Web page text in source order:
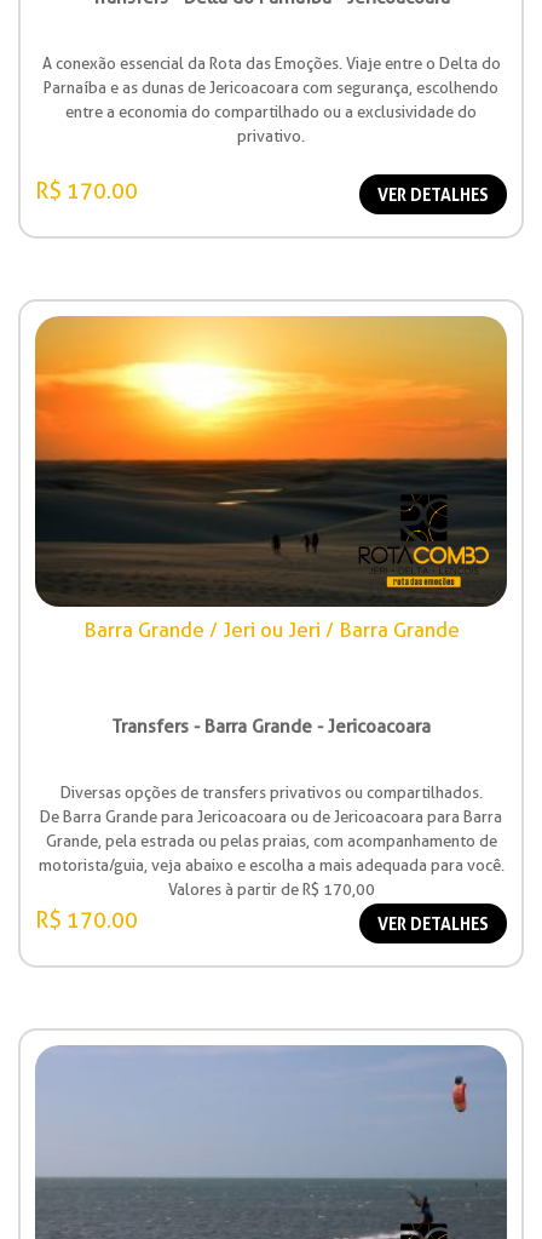
A conexão essencial da Rota das Emoções. Viaje entre o Delta do
Parnaíba e as dunas de Jericoacoara com segurança, escolhendo
entre a economia do compartilhado ou a exclusividade do
privativo.
R$ 170.00 VER DETALHES
Barra Grande / Jeri ou Jeri / Barra Grande
Transfers - Barra Grande - Jericoacoara
Diversas opções de transfers privativos ou compartilhados.
De Barra Grande para Jericoacoara ou de Jericoacoara para Barra
Grande, pela estrada ou pelas praias, com acompanhamento de
motorista/guia, veja abaixo e escolha a mais adequada para você.
Valores à partir de R$ 170,00
R$ 170.00 VER DETALHES